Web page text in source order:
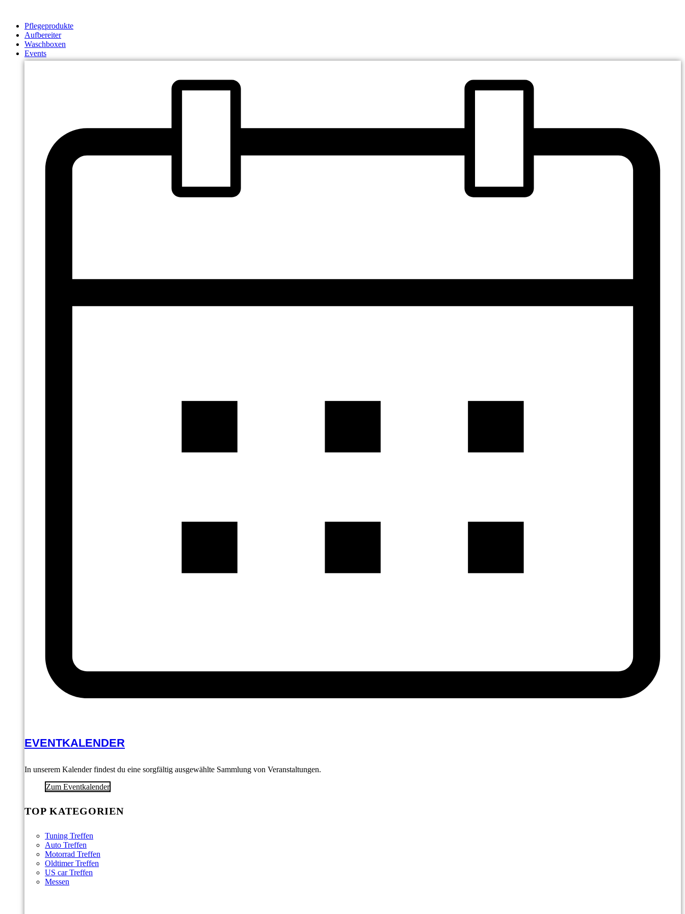
springenPflegeprodukte
Aufbereiter
Waschboxen
Events
EVENTKALENDER
In unserem Kalender findest du eine sorgfältig ausgewählte Sammlung von Veranstaltungen.
Zum Eventkalender
TOP KATEGORIEN
Tuning Treffen
Auto Treffen
Motorrad Treffen
Oldtimer Treffen
US car Treffen
Messen